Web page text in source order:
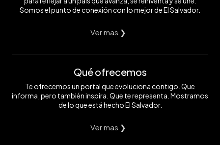
Somos el punto de conexión con lo mejor de El Salvador.
Ver mas ❯
Qué ofrecemos
Te ofrecemos un portal que evoluciona contigo. Que
informa, pero también inspira. Que te representa. Mostramos
de lo que está hecho El Salvador.
Ver mas ❯